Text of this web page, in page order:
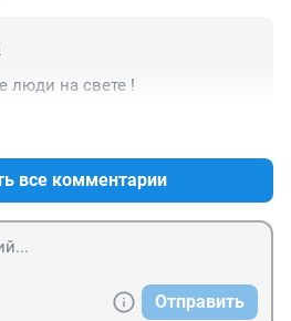
люди на свете !
все комментарии
Отправить